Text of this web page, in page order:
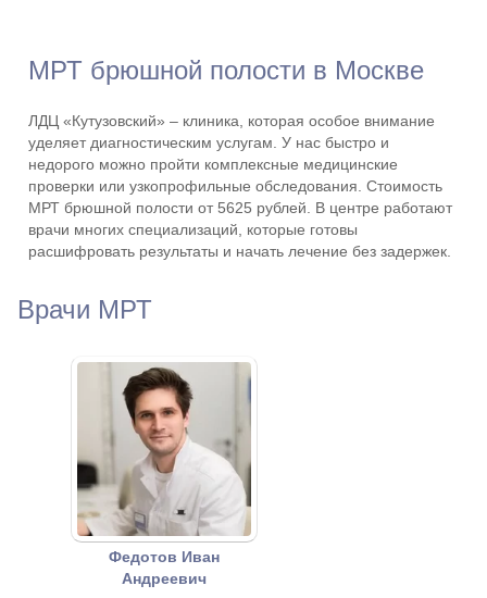
МРТ брюшной полости в Москве
ЛДЦ «Кутузовский» – клиника, которая особое внимание
уделяет диагностическим услугам. У нас быстро и
недорого можно пройти комплексные медицинские
проверки или узкопрофильные обследования. Стоимость
МРТ брюшной полости от 5625 рублей. В центре работают
врачи многих специализаций, которые готовы
расшифровать результаты и начать лечение без задержек.
Врачи МРТ
Федотов Иван
Андреевич